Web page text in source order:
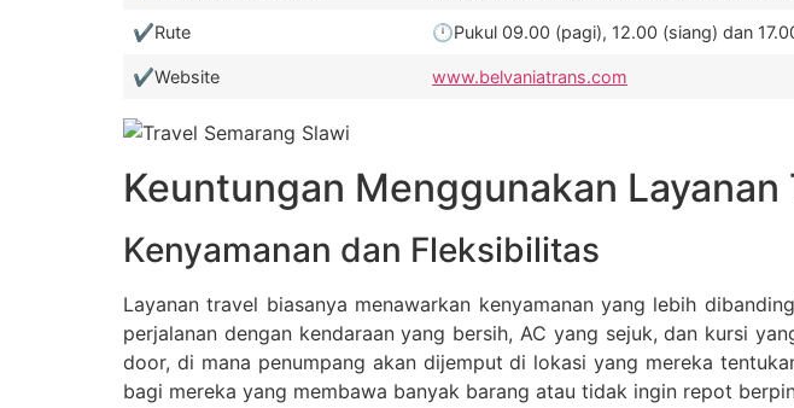
✔️Rute 🕛Pukul 09.00 (pagi), 12.00 (siang) dan
✔️Website www.belvaniatrans.com
Keuntungan Menggunakan
Kenyamanan dan Fleksibilitas
Layanan travel biasanya menawarkan kenyamanan yang lebih
perjalanan dengan kendaraan yang bersih, AC yang sejuk, dan kursi
door, di mana penumpang akan dijemput di lokasi yang mereka
bagi mereka yang membawa banyak barang atau tidak ingin repot